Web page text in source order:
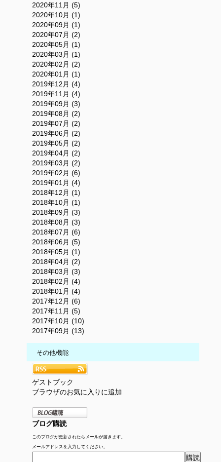
2020年11月 (5)
2020年10月 (1)
2020年09月 (1)
2020年07月 (2)
2020年05月 (1)
2020年03月 (1)
2020年02月 (2)
2020年01月 (1)
2019年12月 (4)
2019年11月 (4)
2019年09月 (3)
2019年08月 (2)
2019年07月 (2)
2019年06月 (2)
2019年05月 (2)
2019年04月 (2)
2019年03月 (2)
2019年02月 (6)
2019年01月 (4)
2018年12月 (1)
2018年10月 (1)
2018年09月 (3)
2018年08月 (3)
2018年07月 (6)
2018年06月 (5)
2018年05月 (1)
2018年04月 (2)
2018年03月 (3)
2018年02月 (4)
2018年01月 (4)
2017年12月 (6)
2017年11月 (5)
2017年10月 (10)
2017年09月 (13)
その他機能
ゲストブック
ブラウザのお気に入りに追加
ブログ購読
このブログが更新されたらメールが届きます。
メールアドレスを入力してください。